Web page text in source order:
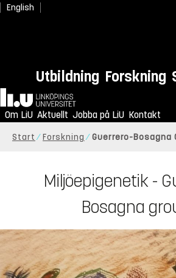
English
Utbildning Forskning
Hem
Om LiU Aktuellt Jobba på LiU Kontakt
Start Forskning Guerrero-Bosagna
Miljöepigenetik -
Bosagna